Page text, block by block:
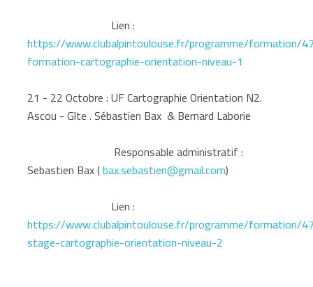
Lien :
https://www.clubalpintoulouse.fr/programme/formation/
formation-cartographie-orientation-niveau-1
21 - 22 Octobre : UF Cartographie Orientation N2.
Ascou - Gîte . Sébastien Bax & Bernard Laborie
Responsable administratif :
Sebastien Bax (bax.sebastien@gmail.com)
Lien :
https://www.clubalpintoulouse.fr/programme/formation/
stage-cartographie-orientation-niveau-2